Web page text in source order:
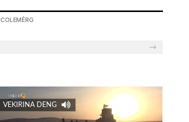
COLEMÊRG
VEKIRINA DENG